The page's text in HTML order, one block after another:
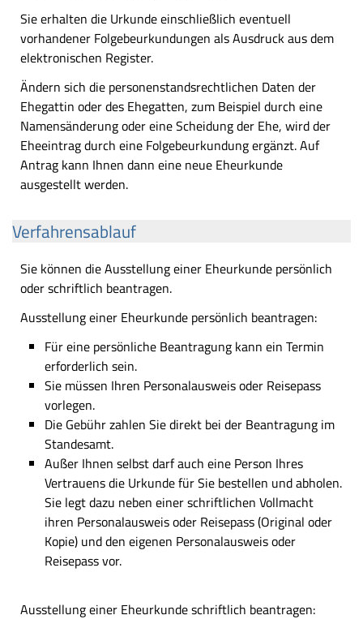
Sie erhalten die Urkunde einschließlich eventuell
vorhandener Folgebeurkundungen als Ausdruck aus dem
elektronischen Register.
Ändern sich die personenstandsrechtlichen Daten der
Ehegattin oder des Ehegatten, zum Beispiel durch eine
Namensänderung oder eine Scheidung der Ehe, wird der
Eheeintrag durch eine Folgebeurkundung ergänzt. Auf
Antrag kann Ihnen dann eine neue Eheurkunde
ausgestellt werden.
Verfahrensablauf
Sie können die Ausstellung einer Eheurkunde persönlich
oder schriftlich beantragen.
Ausstellung einer Eheurkunde persönlich beantragen:
Für eine persönliche Beantragung kann ein Termin
erforderlich sein.
Sie müssen Ihren Personalausweis oder Reisepass
vorlegen.
Die Gebühr zahlen Sie direkt bei der Beantragung im
Standesamt.
Außer Ihnen selbst darf auch eine Person Ihres
Vertrauens die Urkunde für Sie bestellen und abholen.
Sie legt dazu neben einer schriftlichen Vollmacht
ihren Personalausweis oder Reisepass (Original oder
Kopie) und den eigenen Personalausweis oder
Reisepass vor.
Ausstellung einer Eheurkunde schriftlich beantragen: